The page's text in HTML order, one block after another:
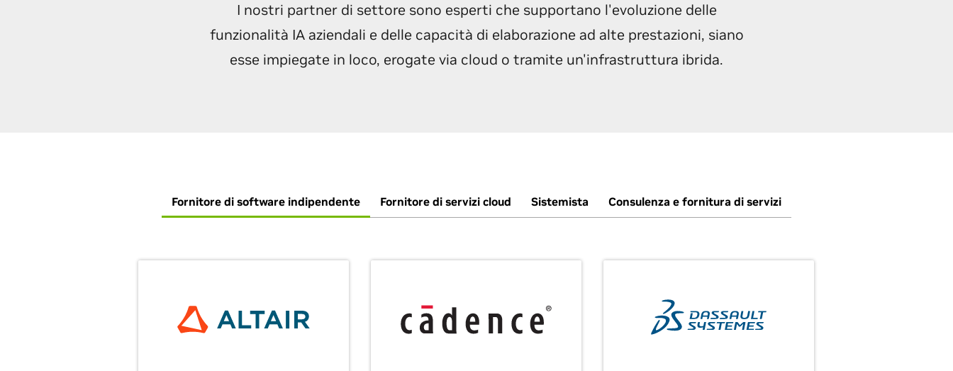
I nostri partner di settore sono esperti che supportano l'evoluzione delle
funzionalità IA aziendali e delle capacità di elaborazione ad alte prestazioni, siano
esse impiegate in loco, erogate via cloud o tramite un'infrastruttura ibrida.
Fornitore di software indipendente Fornitore di servizi cloud Sistemista Consulenza e fornitura di servizi